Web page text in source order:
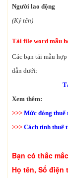
Người lao động
(Ký tên)
Tải file word mẫu
Các bạn tải mẫu
dẫn dưới:
Xem thêm:
>>> Mức đóng thuế
>>> Cách tính thuế
Bạn có thắc
Họ tên, Số